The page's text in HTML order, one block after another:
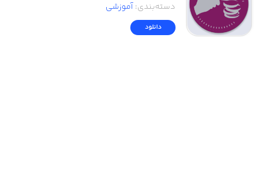
دسته‌بندی:آموزشی
دانلود